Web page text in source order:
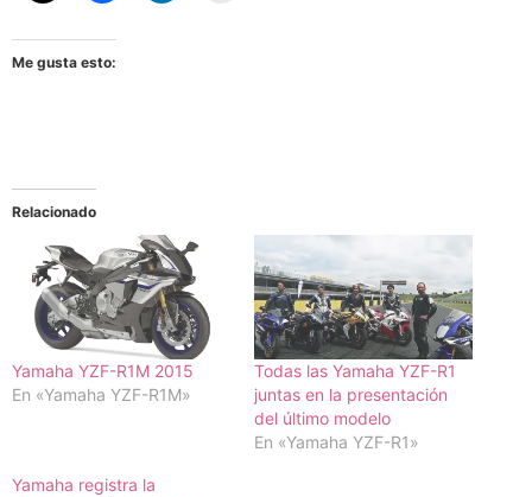
Me gusta esto:
Relacionado
Yamaha YZF-R1M 2015
En «Yamaha YZF-R1M»
Todas las Yamaha YZF-R1
juntas en la presentación
del último modelo
En «Yamaha YZF-R1»
Yamaha registra la